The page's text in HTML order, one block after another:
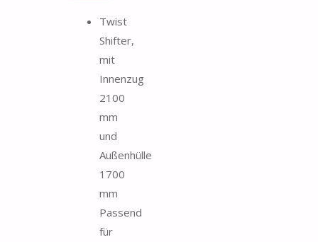
Twist
Shifter,
mit
Innenzug
2100
mm
und
Außenhülle
1700
mm
Passend
für